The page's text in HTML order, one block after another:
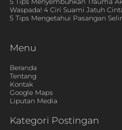
Waspada! 4 Ciri Suami Jatuh
5 Tips Mengetahui Pasangan
Menu
Beranda
Tentang
Kontak
Google Maps
Liputan Media
Kategori Postingan